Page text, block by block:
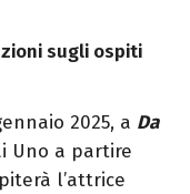
sugli ospiti
2025, a Da
Uno a partire
l’attrice